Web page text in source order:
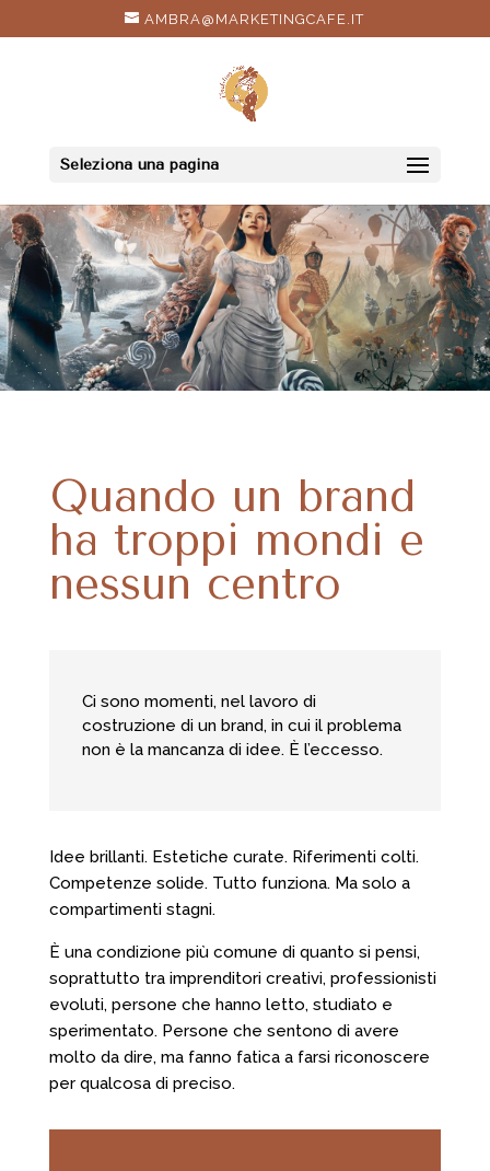
AMBRA@MARKETINGCAFE.IT
Seleziona una pagina
Quando un brand
ha troppi mondi e
nessun centro
Ci sono momenti, nel lavoro di
costruzione di un brand, in cui il problema
non è la mancanza di idee. È l’eccesso.
Idee brillanti. Estetiche curate. Riferimenti colti.
Competenze solide. Tutto funziona. Ma solo a
compartimenti stagni.
È una condizione più comune di quanto si pensi,
soprattutto tra imprenditori creativi, professionisti
evoluti, persone che hanno letto, studiato e
sperimentato. Persone che sentono di avere
molto da dire, ma fanno fatica a farsi riconoscere
per qualcosa di preciso.